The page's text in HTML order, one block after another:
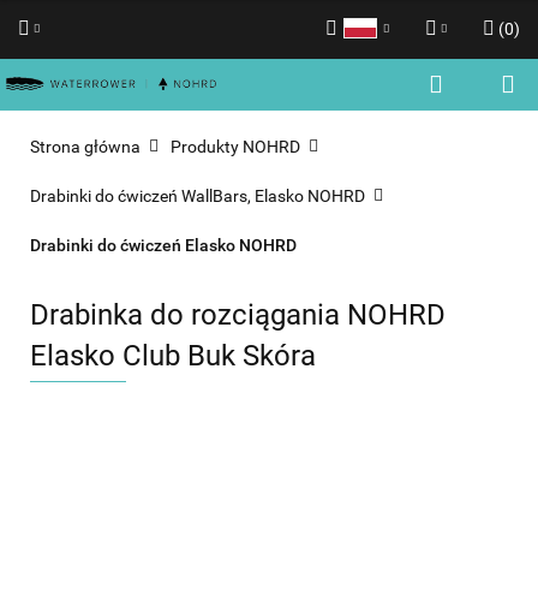
Zaloguj się
Zgody cookies
(0)
Strona główna Produkty NOHRD
Drabinki do ćwiczeń WallBars, Elasko NOHRD
Drabinki do ćwiczeń Elasko NOHRD
Drabinka do rozciągania NOHRD
Elasko Club Buk Skóra